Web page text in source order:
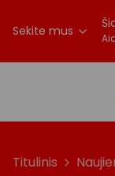
Sekite mus
Titulinis